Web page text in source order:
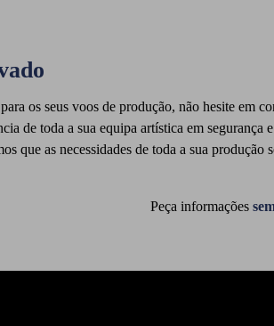
os seus voos de produção, não hesite em
de toda a sua equipa artística em
que as necessidades de toda a sua
Peça informações